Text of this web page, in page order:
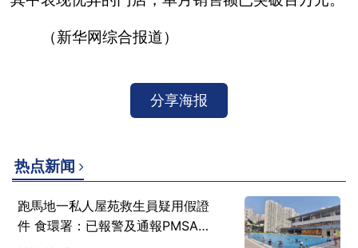
（新华网综合报道）
分享海报
热点新闻
跑馬地一私人屋苑救生員疑用假證
件 食環署：已報警及通報PMSA跟